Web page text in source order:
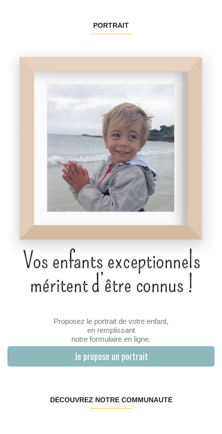
PORTRAIT
Proposez le portrait de votre enfant,
en remplissant
notre formulaire en ligne.
Je propose un portrait
DÉCOUVREZ NOTRE COMMUNAUTÉ